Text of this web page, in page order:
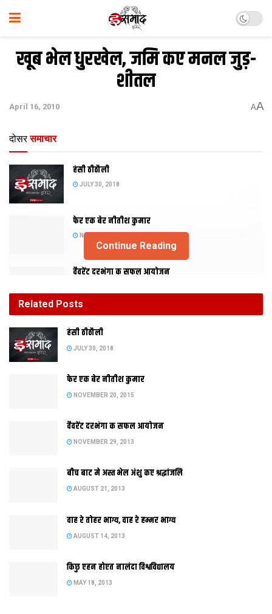
खूब भेल धुरखेल, जमि कए मनल जुड़-
शीतल
April 16, 2010 AA
दोसर समाचार
हंसी ठीठौली
JULY 30, 2018
फेर एक बेर नीतीश कुमार
NOVEMBER 20, 2015
वैवरेंट दरभंगा क सफल आयोजन
Continue Reading
जुड़-शीतल पोखरि
Related Posts
हंसी ठीठौली
JULY 30, 2018
फेर एक बेर नीतीश कुमार
NOVEMBER 20, 2015
वैवरेंट दरभंगा क सफल आयोजन
NOVEMBER 29, 2013
बीच बाट मे अस्त भेल अंशु कए श्रद्धांजलि
AUGUST 21, 2013
वाह रे तोहर भाग्य, वाह रे हम्मर भाग्य
AUGUST 14, 2013
किछु एहन होएत नालंदा विश्वविद्यालय
MAY 18, 2013